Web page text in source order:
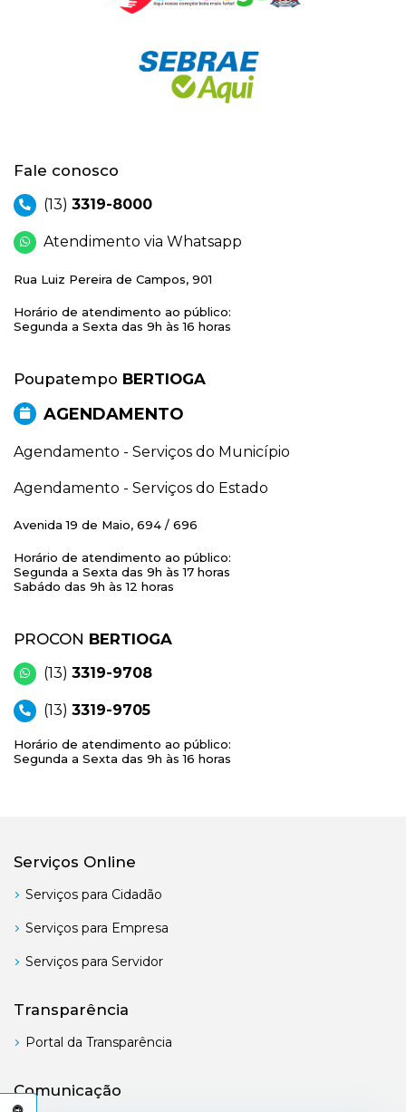
Fale conosco
(13) 3319-8000
Atendimento via Whatsapp
Rua Luiz Pereira de Campos, 901
Horário de atendimento ao público:
Segunda a Sexta das 9h às 16 horas
Poupatempo BERTIOGA
AGENDAMENTO
Agendamento - Serviços do Município
Agendamento - Serviços do Estado
Avenida 19 de Maio, 694 / 696
Horário de atendimento ao público:
Segunda a Sexta das 9h às 17 horas
Sabádo das 9h às 12 horas
PROCON BERTIOGA
(13) 3319-9708
(13) 3319-9705
Horário de atendimento ao público:
Segunda a Sexta das 9h às 16 horas
Serviços Online
Serviços para Cidadão
Serviços para Empresa
Serviços para Servidor
Transparência
Portal da Transparência
Comunicação